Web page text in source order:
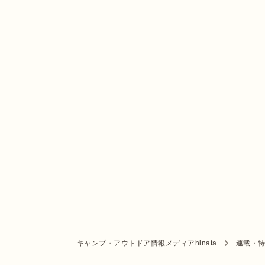
キャンプ・アウトドア情報メディアhinata 連載・